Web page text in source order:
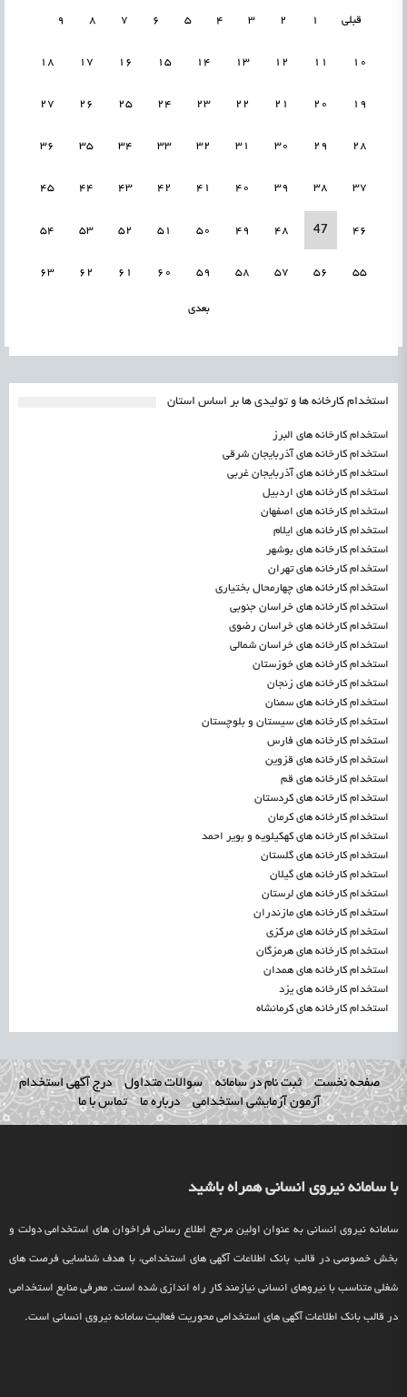
قبلی 1
2
3
4
5
6
7
8
9
10
11
12
13
14
15
16
17
18
19
20
21
22
23
24
25
26
27
28
29
30
31
32
33
34
35
36
37
38
39
40
41
42
43
44
45
46
47
48
49
50
51
52
53
54
55
56
57
58
59
60
61
62
63
بعدی
استخدام کارخانه ها و تولیدی ها بر اساس استان
استخدام کارخانه های البرز
استخدام کارخانه های آذربایجان شرقی
استخدام کارخانه های آذربایجان غربی
استخدام کارخانه های اردبیل
استخدام کارخانه های اصفهان
استخدام کارخانه های ایلام
استخدام کارخانه های بوشهر
استخدام کارخانه های تهران
استخدام کارخانه های چهارمحال بختیاری
استخدام کارخانه های خراسان جنوبی
استخدام کارخانه های خراسان رضوی
استخدام کارخانه های خراسان شمالی
استخدام کارخانه های خوزستان
استخدام کارخانه های زنجان
استخدام کارخانه های سمنان
استخدام کارخانه های سیستان و بلوچستان
استخدام کارخانه های فارس
استخدام کارخانه های قزوین
استخدام کارخانه های قم
استخدام کارخانه های کردستان
استخدام کارخانه های کرمان
استخدام کارخانه های کهکیلویه و بویر احمد
استخدام کارخانه های گلستان
استخدام کارخانه های گیلان
استخدام کارخانه های لرستان
استخدام کارخانه های مازندران
استخدام کارخانه های مرکزی
استخدام کارخانه های هرمزگان
استخدام کارخانه های همدان
استخدام کارخانه های یزد
استخدام کارخانه های کرمانشاه
صفحه نخست ثبت نام در سامانه سوالات متداول
درج آگهی استخدام
آزمون آزمایشی استخدامی
درباره ما تماس با ما
با سامانه نیروی انسانی همراه باشید
سامانه نیروی انسانی به عنوان اولین مرجع اطلاع رسانی فراخوان های استخدامی دولت و
بخش خصوصی در قالب بانک اطلاعات آگهی های استخدامی، با هدف شناسایی فرصت های
شغلی متناسب با نیروهای انسانی نیازمند کار راه اندازی شده است. معرفی منابع استخدامی
در قالب بانک اطلاعات آگهی های استخدامی محوریت فعالیت سامانه نیروی انسانی است.